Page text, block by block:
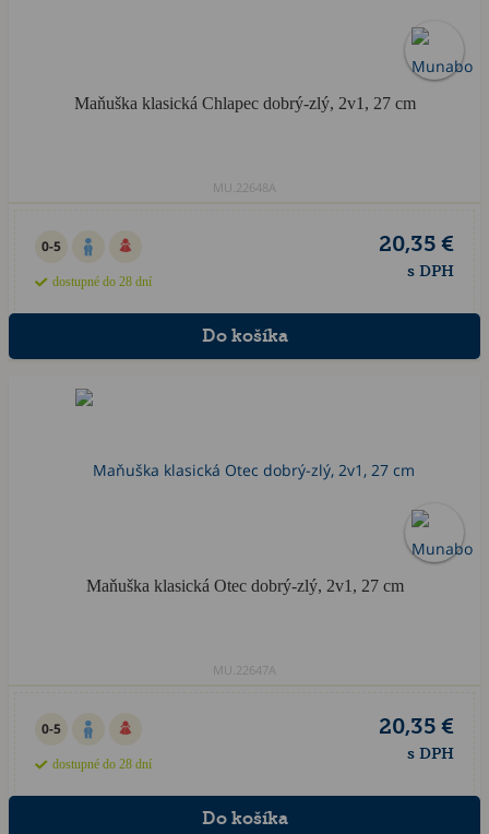
Maňuška klasická Chlapec dobrý-zlý, 2v1, 27 cm
MU.22648A
0-5
dostupné do 28 dní
20,35 €
s DPH
Maňuška klasická Otec dobrý-zlý, 2v1, 27 cm
MU.22647A
0-5
dostupné do 28 dní
20,35 €
s DPH